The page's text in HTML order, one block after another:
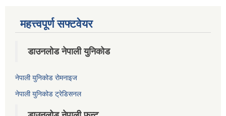
महत्त्वपूर्ण सफ्टवेयर
डाउनलोड नेपाली युनिकोड
नेपाली युनिकोड रोमनाइज
नेपाली युनिकोड ट्रेडिसनल